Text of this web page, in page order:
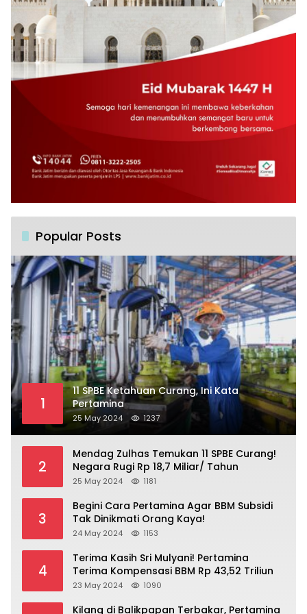
Popular Posts
1
11 SPBE Ketahuan Curang, Ini Kata
Pertamina
25 May 2024 1237
2
Mendag Zulhas Temukan 11 SPBE Curang!
Negara Rugi Rp 18,7 Miliar/ Tahun
25 May 2024 1181
3
Begini Cara Pertamina Agar BBM Subsidi
Tak Dinikmati Orang Kaya!
24 May 2024 1153
4
Terima Kasih Sri Mulyani! Pertamina
Terima Kompensasi BBM Rp 43,52 Triliun
23 May 2024 1090
Kilang di Balikpapan Terbakar, Pertamina